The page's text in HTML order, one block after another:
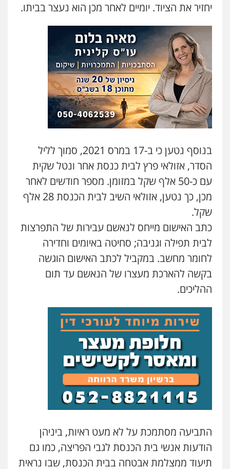
עו"ד תמיר סולומון
0528758840
עו"ד משה פלמור
פלילי כלכלי צווארון לבן עורכי דין לענייני
אסירים
0549732303
עו"ד אלינור מתיתיה
0526577766
סלימאן אבו שעירה – משרד עורכי דין
פלילי בטחוני צבאי נזיקין
עו"ד אסף גונן
פשע חמור
וחקירות
0542255161
פלילי פשיעה חמורה סמים מעצרים
וחקירות
0544723840
עו"ד ראוף נג'אר
פלילי עורכי דין לענייני אסירים מעצרים
סמים רכוש
0548009246
פלילי צווארון לבן מס הכנסה מע"מ
0506209859
יחזיר את הציוד. יומיים לאחר מכן הוא נעצר בביתו.
בנוסף נטען כי ב-17 במרס 2021, סמוך לליל
הסדר, אזולאי פרץ לבית כנסת אחר ונטל שקית
עם כ-50 אלף שקל במזומן. מספר חודשים לאחר
מכן, כך נטען, אזולאי השיב לבית הכנסת 28 אלף
שקל.
כתב האישום מייחס לנאשם עבירות של התפרצות
לבית תפילה וגניבה; סחיטה באיומים וחדירה
לחומר מחשב. במקביל לכתב האישום הוגשה
בקשה להארכת מעצרו של הנאשם עד תום
ההליכים.
התביעה מסתמכת על לא מעט ראיות, ביניהן
הודעות אנשי בית הכנסת לגבי הפריצה, כמו גם
תיעוד ממצלמת אבטחה בבית הכנסת, שבו נראית